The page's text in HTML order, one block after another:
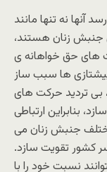
آنها نه تنها مانند
جنبش زنان هستند،
های حق خواهانه ی
پیشتازی ها سبب ساز
تردید حرکت های
بنابراین ارتباطی
جنبش زنان می
کشور تقویت سازد.
نسبت خود را با